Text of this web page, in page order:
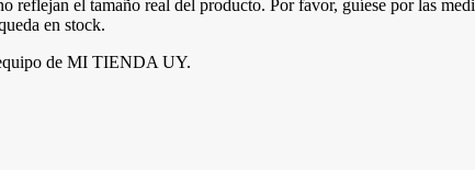
reflejan el tamaño real del producto. Por favor, guíese por las
en stock.
de MI TIENDA UY.